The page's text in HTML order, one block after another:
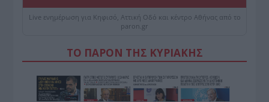
Live ενημέρωση για Κηφισό, Αττική Οδό και κέντρο Αθήνας από το
paron.gr
ΤΟ ΠΑΡΟΝ ΤΗΣ ΚΥΡΙΑΚΗΣ